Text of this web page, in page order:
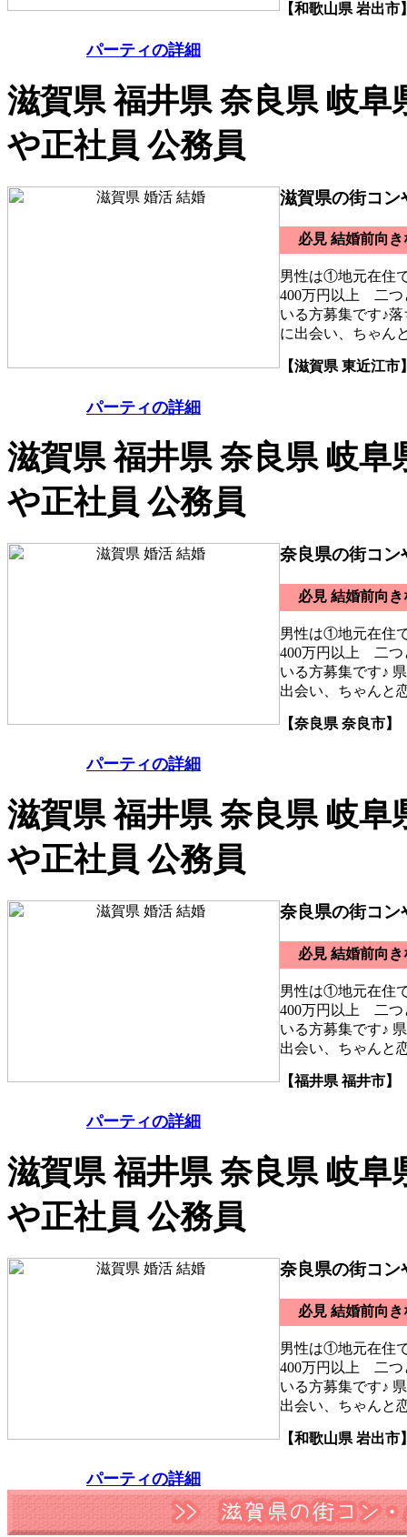
【和歌山県 岩出市
パーティの詳細
滋賀県 福井県 奈良県 岐
や正社員 公務員
滋賀県の街コン
必見 結婚前向
男性は①地元在住
400万円以上 二つ
いる方募集です♪
に出会い、ちゃん
【滋賀県 東近江市
パーティの詳細
滋賀県 福井県 奈良県 岐
や正社員 公務員
奈良県の街コン
必見 結婚前向
男性は①地元在住
400万円以上 二つ
いる方募集です♪
出会い、ちゃんと
【奈良県 奈良市】
パーティの詳細
滋賀県 福井県 奈良県 岐
や正社員 公務員
奈良県の街コン
必見 結婚前向
男性は①地元在住
400万円以上 二つ
いる方募集です♪
出会い、ちゃんと
【福井県 福井市】
パーティの詳細
滋賀県 福井県 奈良県 岐
や正社員 公務員
奈良県の街コン
必見 結婚前向
男性は①地元在住
400万円以上 二つ
いる方募集です♪
出会い、ちゃんと
【和歌山県 岩出市
パーティの詳細